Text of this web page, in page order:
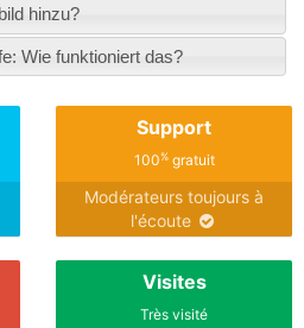
hinzu?
Wie funktioniert das?
Support
100%gratuit
Modérateurs toujours à
l'écoute
Visites
Très visité